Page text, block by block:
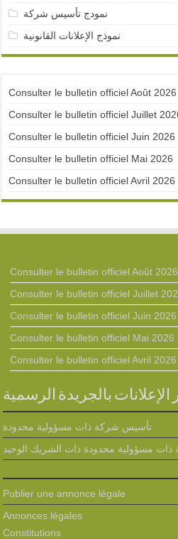
نمودج تأسيس شركة
نموذج الإعلانات القانونية
Consulter le bulletin officiel Août 2026
Consulter le bulletin officiel Juillet
Consulter le bulletin officiel Juin 2026
Consulter le bulletin officiel Mai 2026
Consulter le bulletin officiel Avril 2026
Consulter le bulletin officiel Août 2026
Consulter le bulletin officiel Juillet
Consulter le bulletin officiel Juin 2026
Consulter le bulletin officiel Mai 2026
Consulter le bulletin officiel Avril 2026
الإعلانات بالجريدة الرسمية
تأسيس شركة ذات مسؤولية محدودة
مسؤولية محدودة ذات الشريك الوحيد
Publier une annonce légale
Annonces légales
Constitutions